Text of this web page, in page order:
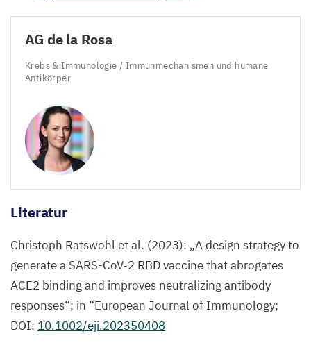
AG de la Rosa
Krebs & Immunologie / Immunmechanismen und humane
Antikörper
Literatur
Christoph Ratswohl et al. (2023): „A design strategy to
generate a SARS-CoV‑2 RBDvaccine that abrogates
ACE2 binding and improves neutralizing antibody
responses“; in “European Journal of Immunology;
DOI: 10.1002/eji.202350408